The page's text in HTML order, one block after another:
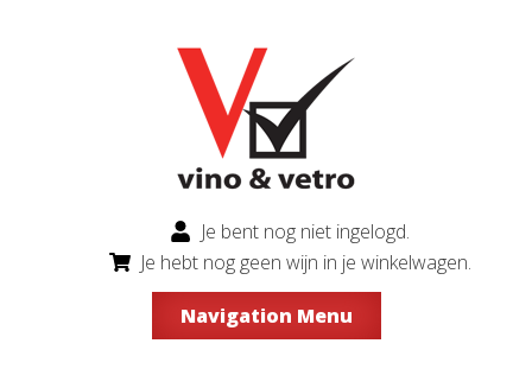
Je bent nog niet ingelogd.
Je hebt nog geen wijn in je winkelwagen.
Navigation Menu